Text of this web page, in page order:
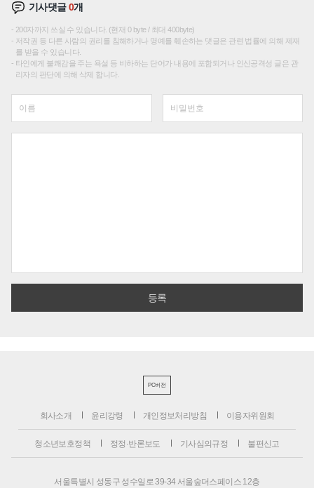
기사댓글0개
200자까지 쓰실 수 있습니다. (현재 0 byte / 최대 400byte)
저작권 등 다른 사람의 권리를 침해하거나 명예를 훼손하는 댓글은 관련 법률에 의해 제재
를 받을 수 있습니다.
타인에게 불쾌감을 주는 욕설 등 비하하는 단어가 내용에 포함되거나 인신공격성 글은 관
리자의 판단에 의해 삭제 합니다.
PC버전
회사소개 윤리강령 개인정보처리방침 이용자위원회
청소년보호정책 정정·반론보도 기사심의규정 불편신고
서울특별시 성동구 성수일로 39-34 서울숲더스페이스 12층